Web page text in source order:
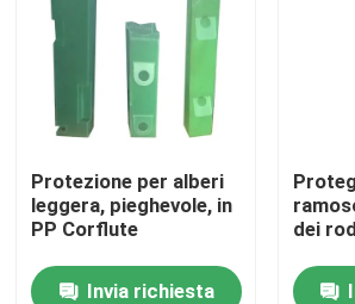
Foglio di plastica ondulato
Cartello da cortile in plastica
Scatola di imballaggio di plastica
Mattoni del taglio a getto d'acqua
Protezione per alberi
leggera, pieghevole, in
PP Corflute
Invia richiesta
dei